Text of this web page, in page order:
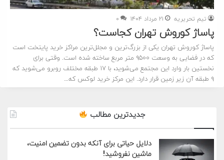
تیم تحریریه ۲۱ مرداد ۱۴۰۴ ۰
پاساژ کوروش تهران کجاست؟
پاساژ کوروش تهران یکی از بزرگ‌ترین و مجلل‌ترین مراکز خرید پایتخت است
که در فضایی به وسعت ۹۵۰۰ متر مربع ساخته شده است. وقتی برای
نخستین بار وارد این مجتمع می‌شوید، با ۱۷ طبقه مختلف روبرو می‌شوید که
۹ طبقه آن زیر زمین قرار دارد. این مرکز خرید لوکس که…
جدیدترین مطالب
دلایل حیاتی برای آنکه بدون تضمین امنیت،
ماشین نفروشید!